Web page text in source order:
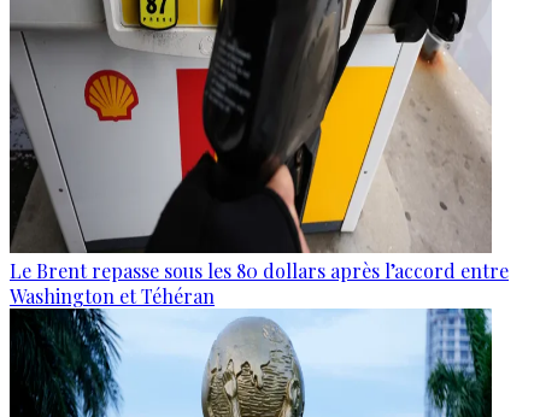
Le Brent repasse sous les 80 dollars après l’accord entre
Washington et Téhéran